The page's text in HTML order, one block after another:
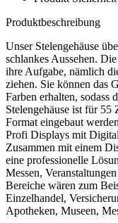
Produktbeschreibung
Unser Stelengehäuse
schlankes Aussehen.
ihre Aufgabe, nämlich
ziehen. Sie können das
Farben erhalten, sodass
Stelengehäuse ist für
Format eingebaut
Profi Displays mit
Zusammen mit einem
eine professionelle
Messen,
Bereiche wären zum
Einzelhandel,
Apotheken, Museen,